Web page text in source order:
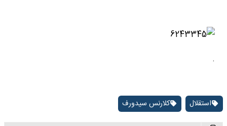
.
استقلال کلارنس سیدورف